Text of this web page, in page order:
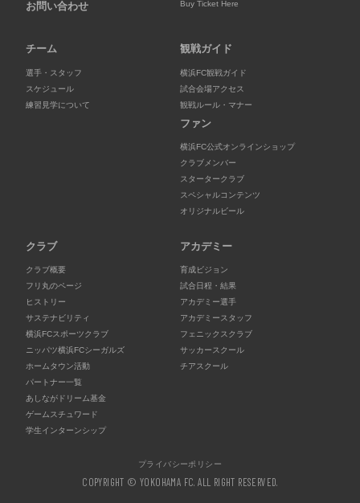
お問い合わせ
Buy Ticket Here
チーム
選手・スタッフ
スケジュール
練習見学について
観戦ガイド
横浜FC観戦ガイド
試合会場アクセス
観戦ルール・マナー
ファン
横浜FC公式オンラインショップ
クラブメンバー
スタータークラブ
スペシャルコンテンツ
オリジナルビール
クラブ
クラブ概要
フリ丸のページ
ヒストリー
サステナビリティ
横浜FCスポーツクラブ
ニッパツ横浜FCシーガルズ
ホームタウン活動
パートナー一覧
あしながドリーム基金
ゲームスチュワード
学生インターンシップ
アカデミー
育成ビジョン
試合日程・結果
アカデミー選手
アカデミースタッフ
フェニックスクラブ
サッカースクール
チアスクール
プライバシーポリシー
COPYRIGHT © YOKOHAMA FC. ALL RIGHT RESERVED.